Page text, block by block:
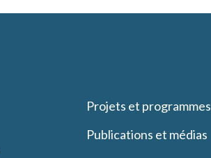
Projets et programmes
Publications et médias